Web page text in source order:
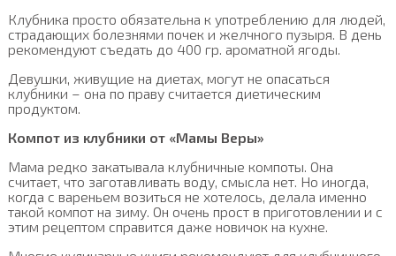
Клубника просто обязательна к употреблению для людей,
страдающих болезнями почек и желчного пузыря. В день
рекомендуют съедать до 400 гр. ароматной ягоды.
Девушки, живущие на диетах, могут не опасаться
клубники – она по праву считается диетическим
продуктом.
Компот из клубники от «Мамы Веры»
Мама редко закатывала клубничные компоты. Она
считает, что заготавливать воду, смысла нет. Но иногда,
когда с вареньем возиться не хотелось, делала именно
такой компот на зиму. Он очень прост в приготовлении и с
этим рецептом справится даже новичок на кухне.